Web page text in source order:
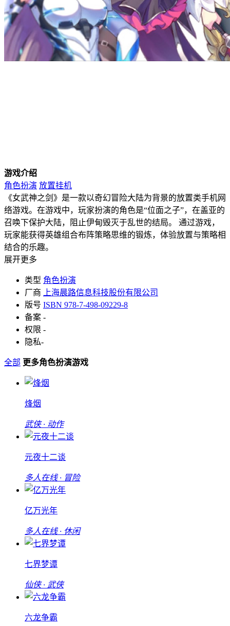
游戏介绍
角色扮演 放置挂机
《女武神之剑》是一款以奇幻冒险大陆为背景的放置类手机网
络游戏。在游戏中，玩家扮演的角色是“位面之子”，在盖亚的
召唤下保护大陆，阻止伊甸毁灭于乱世的结局。 通过游戏，
玩家能获得英雄组合布阵策略思维的锻炼，体验放置与策略相
结合的乐趣。
展开更多
类型 角色扮演
厂商
上海晨路信息科技股份有限公司
版号 ISBN 978-7-498-09229-8
备案 -
权限 -
隐私-
全部 更多角色扮演游戏
烽烟
武侠 · 动作
元夜十二谈
多人在线 · 冒险
亿万光年
多人在线 · 休闲
七界梦谭
仙侠 · 武侠
六龙争霸